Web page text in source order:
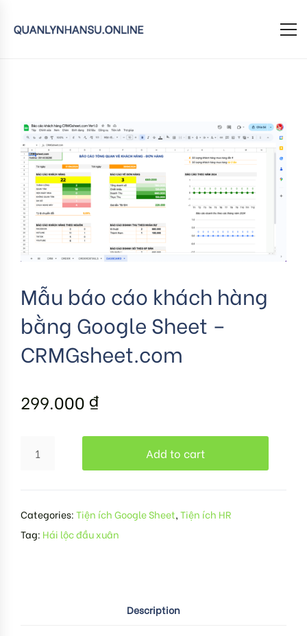
Mẫu báo cáo khách hàng
bằng Google Sheet –
CRMGsheet.com
299.000 ₫
Add to cart
Categories:Tiện ích Google Sheet,Tiện ích HR
Tag: Hái lộc đầu xuân
Description